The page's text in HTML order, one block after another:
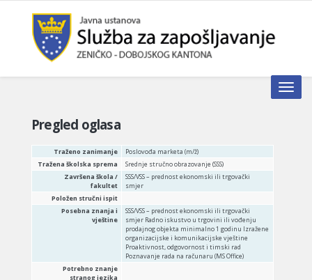
Toggle
Pregled oglasa
Traženo zanimanje
Poslovođa marketa (m/ž)
Tražena školska sprema
Srednje stručno obrazovanje (SSS)
Završena škola /
fakultet
SSS/VSS – prednost ekonomski ili trgovački
smjer
Položen stručni ispit
Posebna znanja i
vještine
SSS/VSS – prednost ekonomski ili trgovački
smjer Radno iskustvo u trgovini ili vođenju
prodajnog objekta minimalno 1 godinu Izražene
organizacijske i komunikacijske vještine
Proaktivnost, odgovornost i timski rad
Poznavanje rada na računaru (MS Office)
Potrebno znanje
stranog jezika